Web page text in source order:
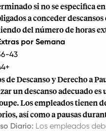
si no se especifica
a conceder
del número de horas
por Semana
43
de Descanso y Derecho a
un descanso adecuado
Los empleados tienen
así como a pausas
Diario: Los empleados